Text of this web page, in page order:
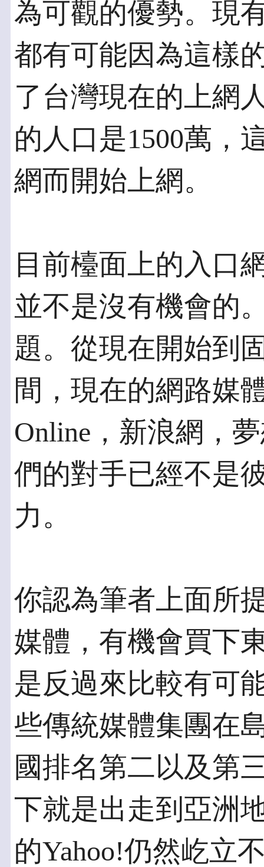
為可觀的優勢。現
都有可能因為這樣
了台灣現在的上網
的人口是1500萬，
網而開始上網。
目前檯面上的入口
並不是沒有機會的
題。從現在開始到
間，現在的網路媒
Online，新浪網，
們的對手已經不是
力。
你認為筆者上面所
媒體，有機會買下
是反過來比較有可
些傳統媒體集團在
國排名第二以及第
下就是出走到亞洲
的Yahoo!仍然屹立